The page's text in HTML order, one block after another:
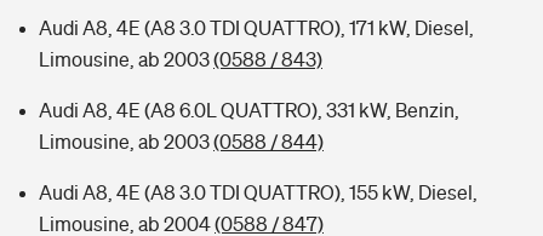
Audi A8, 4E (A8 3.0 TDI QUATTRO), 171 kW, Diesel,
Limousine, ab 2003(0588 / 843)
Audi A8, 4E (A8 6.0L QUATTRO), 331 kW, Benzin,
Limousine, ab 2003(0588 / 844)
Audi A8, 4E (A8 3.0 TDI QUATTRO), 155 kW, Diesel,
Limousine, ab 2004(0588 / 847)